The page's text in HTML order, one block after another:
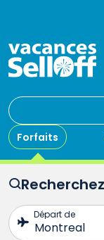
Forfaits